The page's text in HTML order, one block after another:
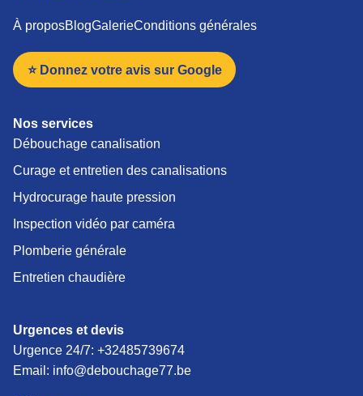
À proposBlogGalerieConditions générales
⭐ Donnez votre avis sur Google
Nos services
Débouchage canalisation
Curage et entretien des canalisations
Hydrocurage haute pression
Inspection vidéo par caméra
Plomberie générale
Entretien chaudière
Urgences et devis
Urgence 24/7: +32485739674
Email: info@debouchage77.be